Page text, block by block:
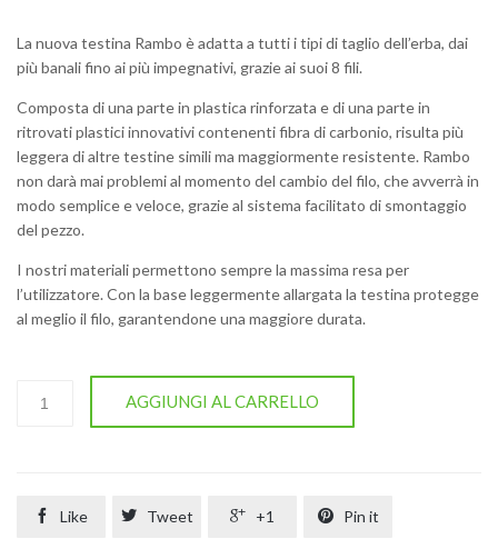
La nuova testina Rambo è adatta a tutti i tipi di taglio dell’erba, dai
più banali fino ai più impegnativi, grazie ai suoi 8 fili.
Composta di una parte in plastica rinforzata e di una parte in
ritrovati plastici innovativi contenenti fibra di carbonio, risulta più
leggera di altre testine simili ma maggiormente resistente. Rambo
non darà mai problemi al momento del cambio del filo, che avverrà in
modo semplice e veloce, grazie al sistema facilitato di smontaggio
del pezzo.
I nostri materiali permettono sempre la massima resa per
l’utilizzatore. Con la base leggermente allargata la testina protegge
al meglio il filo, garantendone una maggiore durata.
quantità
AGGIUNGI AL CARRELLO
 Like  Tweet  +1  Pin it